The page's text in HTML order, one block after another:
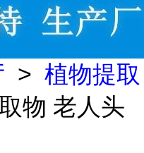
> 植物提取
物 老人头